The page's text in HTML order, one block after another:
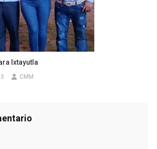
Ixtayutla
CMM